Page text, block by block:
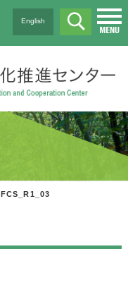
English
FCS_R1_03